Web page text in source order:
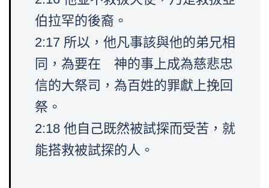
伯拉罕的後裔。
2:17 所以，他凡事該與他的弟兄相
同，為要在 神的事上成為慈悲忠
信的大祭司，為百姓的罪獻上挽回
祭。
2:18 他自己既然被試探而受苦，就
能搭救被試探的人。